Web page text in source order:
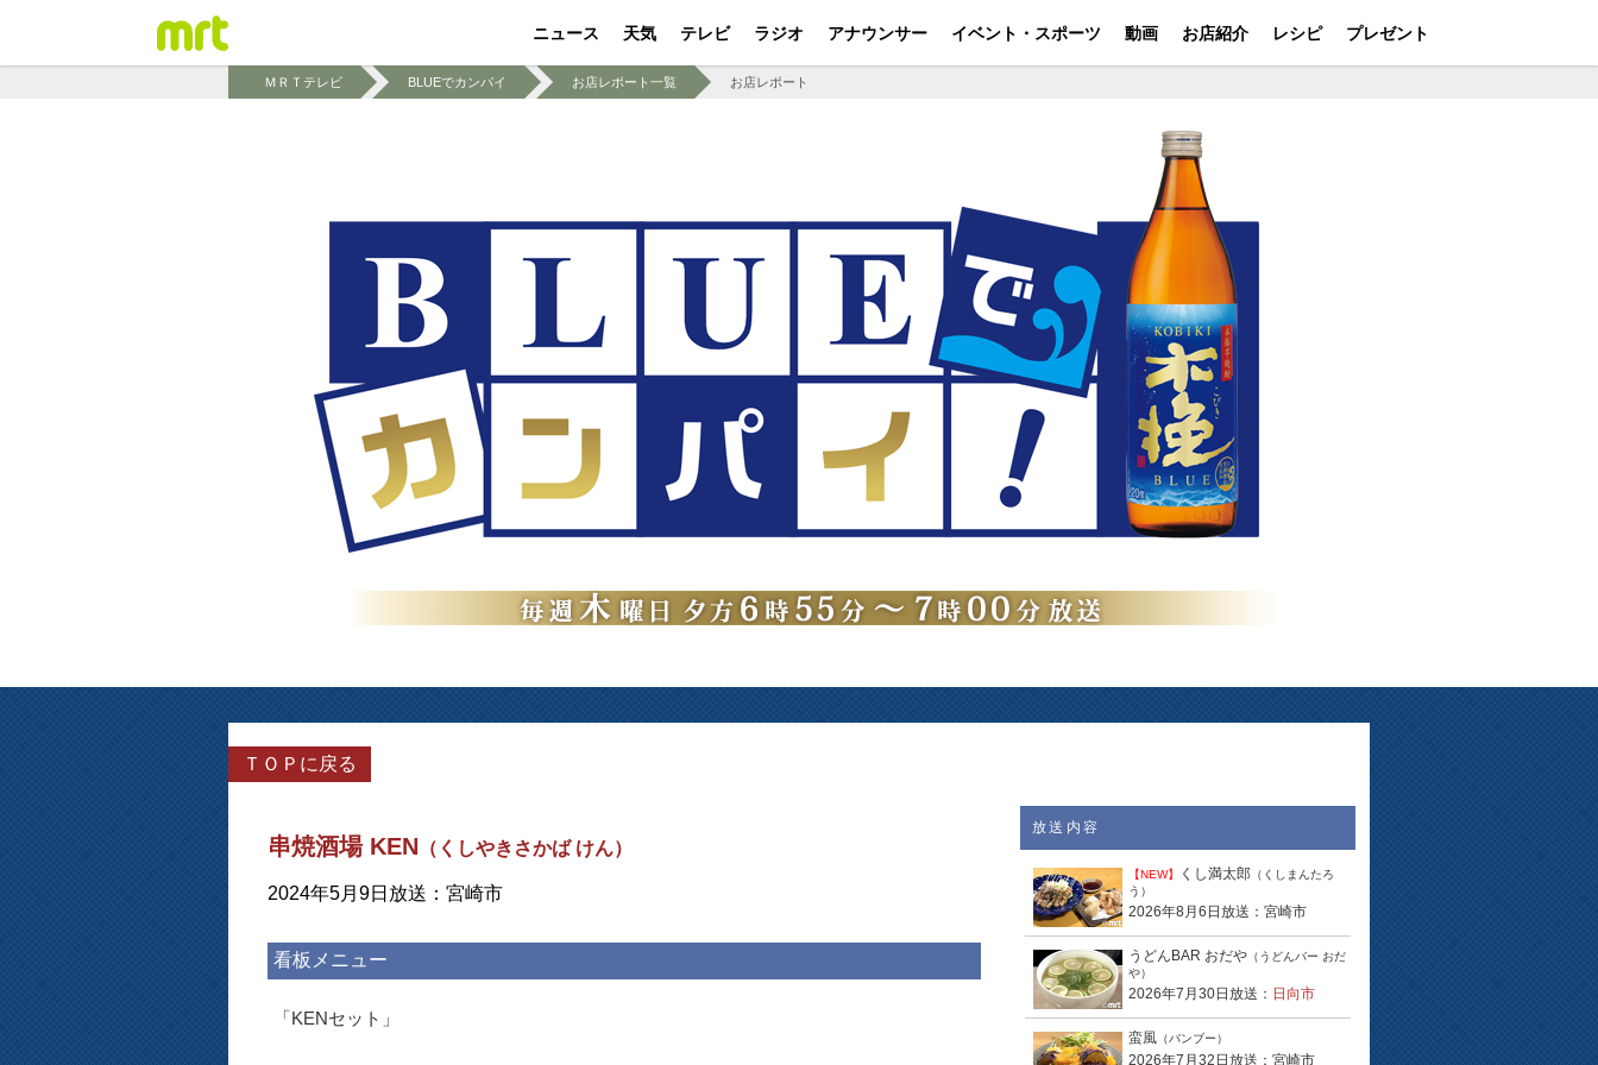
ニュース 天気 テレビ ラジオ アナウンサー イベント・スポーツ 動画 お店紹介 レシピ プレゼント
ＭＲＴテレビ BLUEでカンパイ お店レポート一覧 お店レポート
ＴＯＰに戻る
串焼酒場 KEN （くしやきさかば けん）
2024年5月9日放送：宮崎市
看板メニュー
「KENセット」
放送内容
【NEW】 くし満太郎 （くしまんたろ
う）
2026年8月6日放送：宮崎市
うどんBAR おだや （うどんバー おだ
や）
2026年7月30日放送： 日向市
蛮風 （バンブー）
2026年7月32日放送：宮崎市